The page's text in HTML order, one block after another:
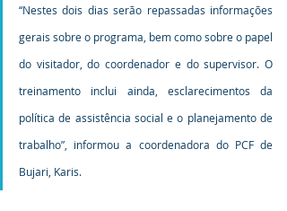
“Nestes dois dias serão repassadas informações
gerais sobre o programa, bem como sobre o papel
do visitador, do coordenador e do supervisor. O
treinamento inclui ainda, esclarecimentos da
política de assistência social e o planejamento de
trabalho”, informou a coordenadora do PCF de
Bujari, Karis.